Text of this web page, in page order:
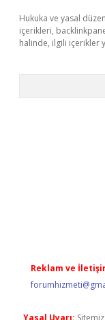
Hukuka ve yasal
içerikleri,
halinde, ilgili içerikler
Reklam ve
Yasal Uyarı: